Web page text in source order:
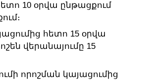
10 օրվա ընթացքում
հետո 15 օրվա
վերանայումը 15
որոշման կայացումից